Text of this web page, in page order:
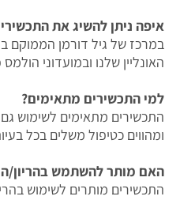
איפה ניתן להשיג את
במרכז של גיל דורמן הממוקם
האונליין שלנו ובמועדוני
למי התכשירים מתאימים?
התכשירים מתאימים לשימוש
ומהווים כטיפול משלים בכל
האם מותר להשתמש בהריון/
התכשירים מותרים לשימוש